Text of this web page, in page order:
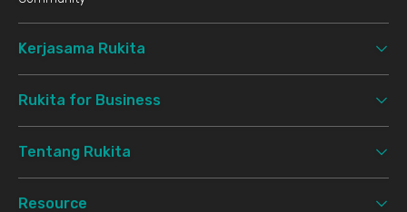
Kerjasama Rukita
Rukita for Business
Tentang Rukita
Resource